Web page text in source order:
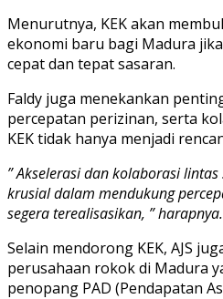
Menurutnya, KEK akan
ekonomi baru bagi Madura
cepat dan tepat sasaran.
Faldy juga menekankan
percepatan perizinan, serta
KEK tidak hanya menjadi
” Akselerasi dan kolaborasi
krusial dalam mendukung
segera terealisasikan, ” harapnya.
Selain mendorong KEK, AJS
perusahaan rokok di Madura
penopang PAD (Pendapatan